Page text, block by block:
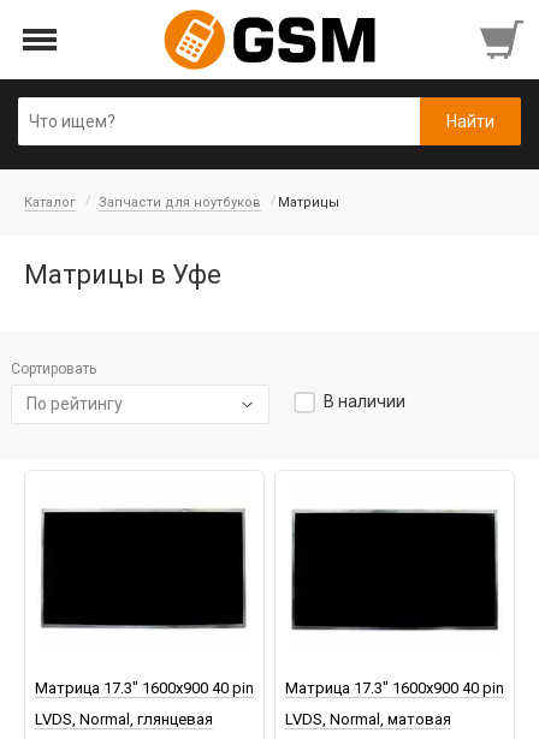
Каталог Запчасти для ноутбуков Матрицы
Матрицы в Уфе
Сортировать
По рейтингу В наличии
Матрица 17.3" 1600x900 40 pin
LVDS, Normal, глянцевая
Матрица 17.3" 1600x900 40 pin
LVDS, Normal, матовая